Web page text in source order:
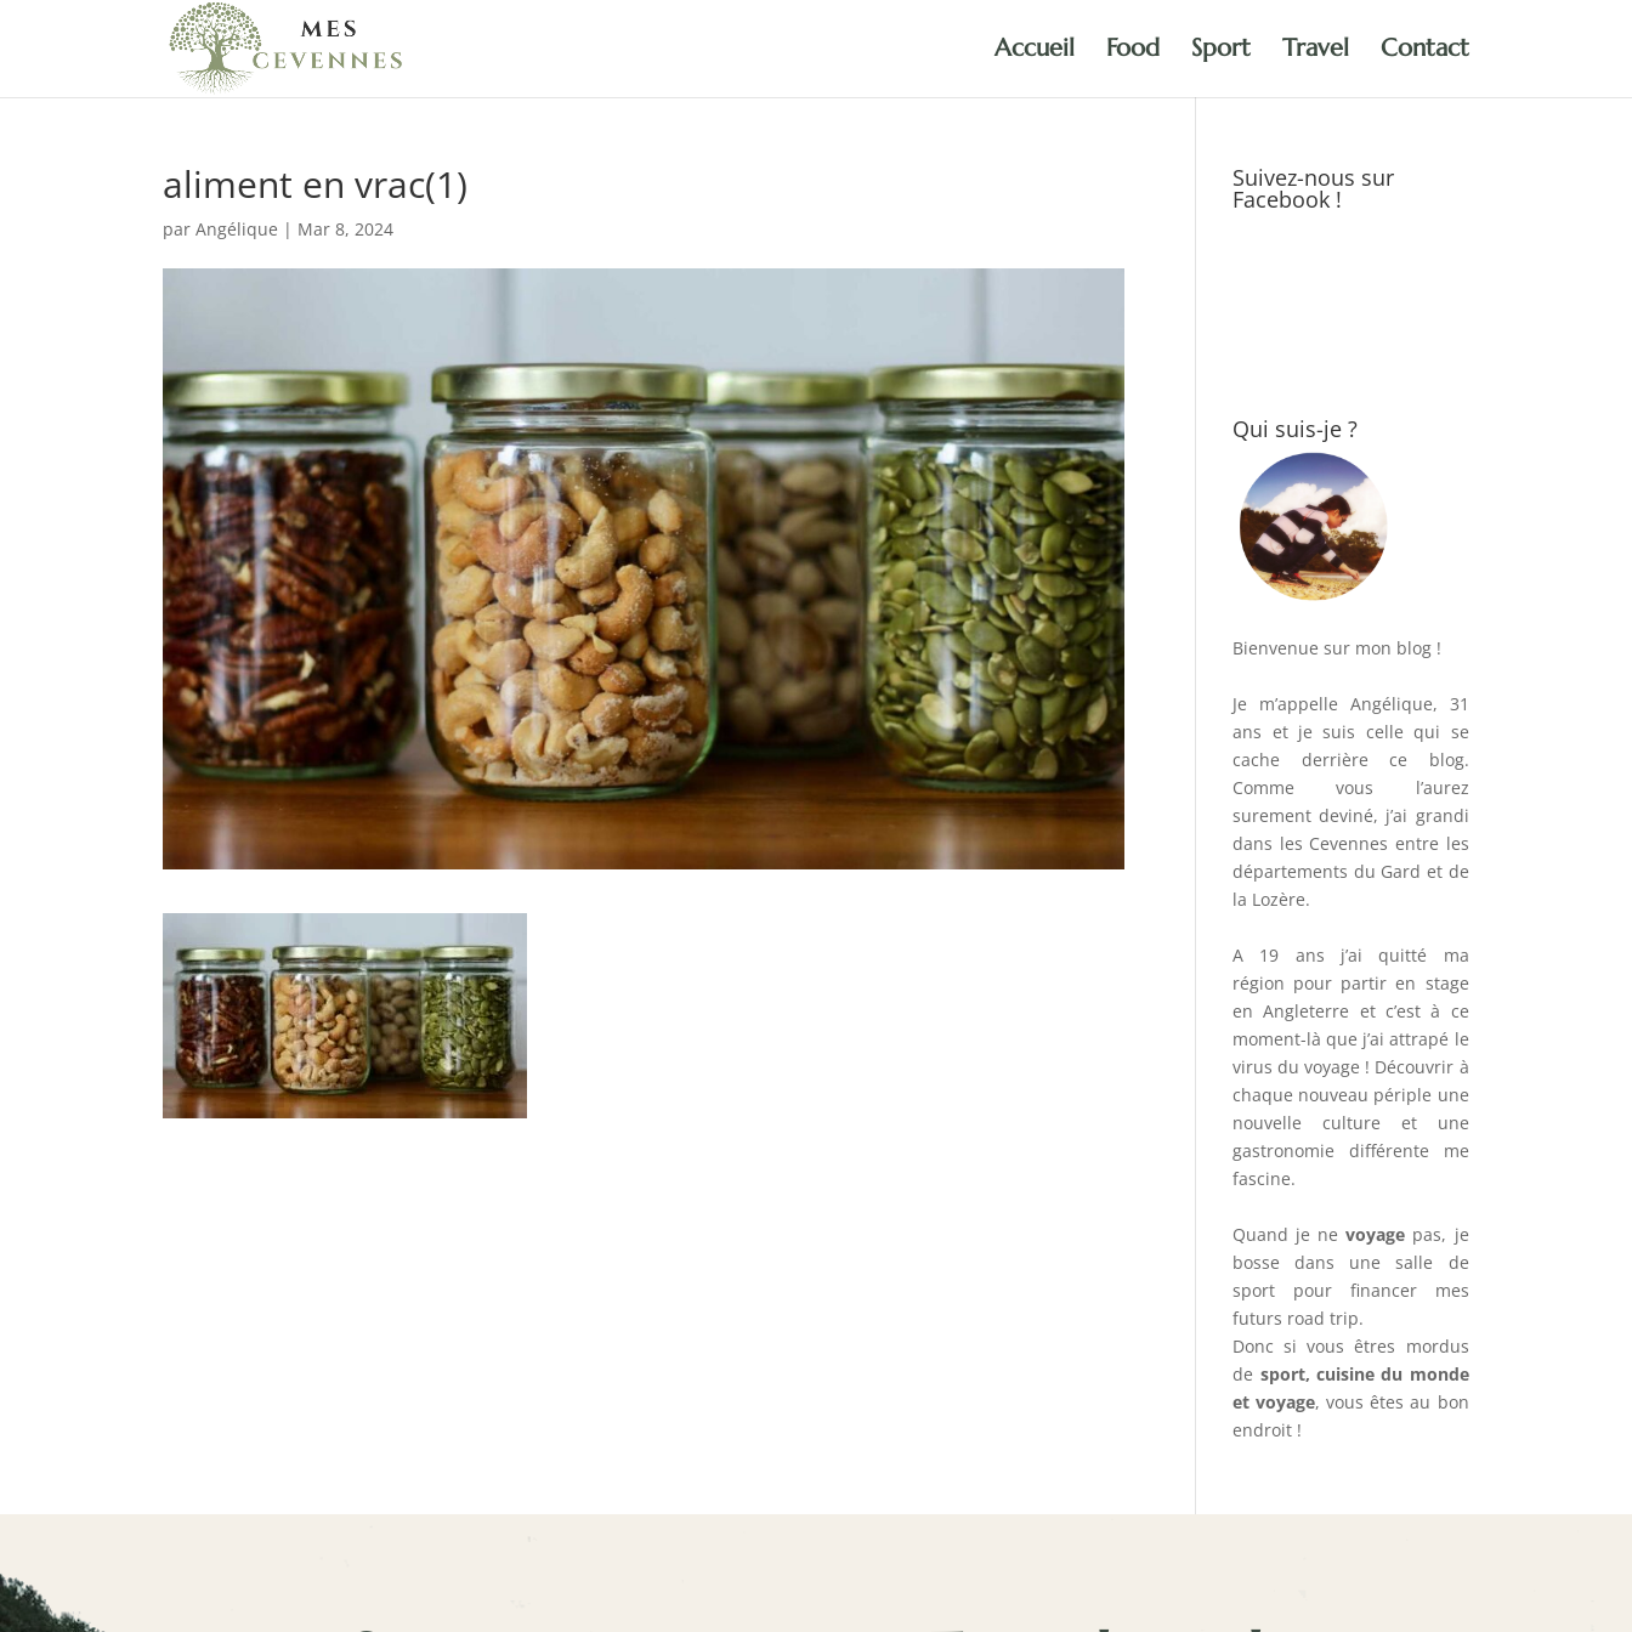
Accueil Food Sport Travel Contact
aliment en vrac(1)
parAngélique | Mar 8, 2024
Suivez-nous sur
Facebook !
Qui suis-je ?
Bienvenue sur mon blog !
Je m’appelle Angélique, 31
ans et je suis celle qui se
cache derrière ce blog.
Comme vous l’aurez
surement deviné, j’ai grandi
dans les Cevennes entre les
départements du Gard et de
la Lozère.
A 19 ans j’ai quitté ma
région pour partir en stage
en Angleterre et c’est à ce
moment-là que j’ai attrapé le
virus du voyage ! Découvrir à
chaque nouveau périple une
nouvelle culture et une
gastronomie différente me
fascine.
Quand je nevoyage pas, je
bosse dans une salle de
sport pour financer mes
futurs road trip.
Donc si vous êtres mordus
de sport, cuisine du monde
et voyage, vous êtes au bon
endroit !